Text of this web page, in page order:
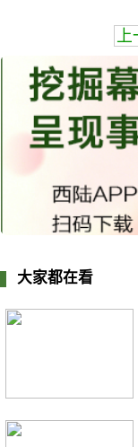
上
大家都在看